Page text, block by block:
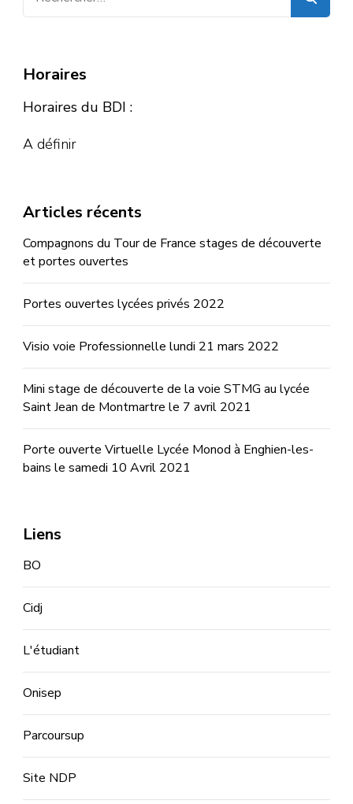
Horaires
Horaires du BDI :
A définir
Articles récents
Compagnons du Tour de France stages de découverte
et portes ouvertes
Portes ouvertes lycées privés 2022
Visio voie Professionnelle lundi 21 mars 2022
Mini stage de découverte de la voie STMG au lycée
Saint Jean de Montmartre le 7 avril 2021
Porte ouverte Virtuelle Lycée Monod à Enghien-les-
bains le samedi 10 Avril 2021
Liens
BO
Cidj
L'étudiant
Onisep
Parcoursup
Site NDP